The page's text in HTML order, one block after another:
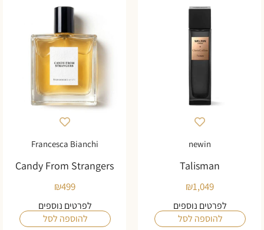
newin
Talisman
₪1,049
לפרטים נוספים
להוספה לסל
Francesca Bianchi
Candy From Strangers
₪499
לפרטים נוספים
להוספה לסל